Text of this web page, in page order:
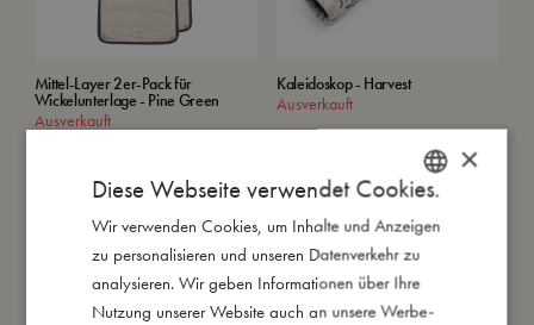
Mittel-Layer 2er-Pack für
Wickelunterlage - Pine Green
Ausverkauft
Kaleidoskop - Harvest
Ausverkauft
SALE
DANISH
ENGLISH
GERMAN
×
Diese Webseite verwendet Cookies.
Wir verwenden Cookies, um Inhalte und Anzeigen
zu personalisieren und unseren Datenverkehr zu
analysieren. Wir geben Informationen über Ihre
Nutzung unserer Website auch an unsere Werbe-